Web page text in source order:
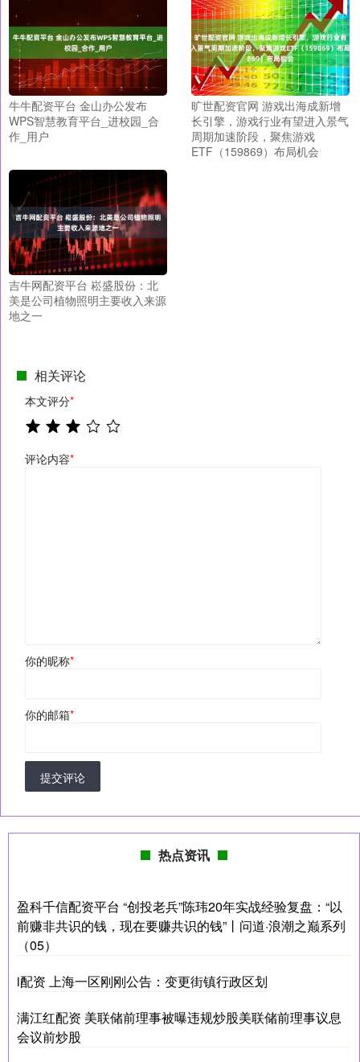
牛牛配资平台 金山办公发布
WPS智慧教育平台_进校园_合
作_用户
旷世配资官网 游戏出海成新增
长引擎，游戏行业有望进入景气
周期加速阶段，聚焦游戏
ETF（159869）布局机会
吉牛网配资平台 崧盛股份：北
美是公司植物照明主要收入来源
地之一
相关评论
本文评分*
评论内容*
你的昵称*
你的邮箱*
提交评论
热点资讯
盈科千信配资平台 “创投老兵”陈玮20年实战经验复盘：“以
前赚非共识的钱，现在要赚共识的钱”丨问道·浪潮之巅系列
（05）
i配资 上海一区刚刚公告：变更街镇行政区划
满江红配资 美联储前理事被曝违规炒股美联储前理事议息
会议前炒股